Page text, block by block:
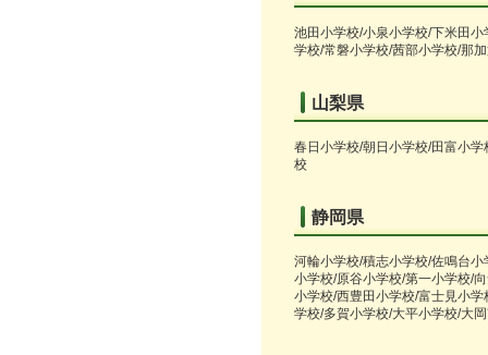
池田小学校/小泉小学校/下米田
学校/常磐小学校/茜部小学校/那
山梨県
春日小学校/朝日小学校/田富小
校
静岡県
河輪小学校/積志小学校/佐鳴台
小学校/原谷小学校/第一小学校/
小学校/西豊田小学校/富士見小
学校/多賀小学校/大平小学校/大